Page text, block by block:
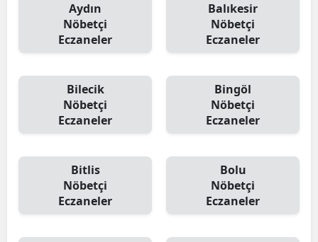
Aydın
Nöbetçi
Eczaneler
Balıkesir
Nöbetçi
Eczaneler
Bilecik
Nöbetçi
Eczaneler
Bingöl
Nöbetçi
Eczaneler
Bitlis
Nöbetçi
Eczaneler
Bolu
Nöbetçi
Eczaneler